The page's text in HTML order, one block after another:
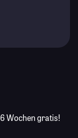
6 Wochen gratis!